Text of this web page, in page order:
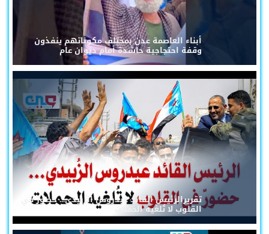
أبناء العاصمة عدن بمختلف مكوناتهم ينفذون
وقفة احتجاجية حاشدة أمام ديوان عام
تقريرالرئيس القائد عيدروس الزُبيدي... حضورٌ في
القلوب لا تُلغيه الحملات